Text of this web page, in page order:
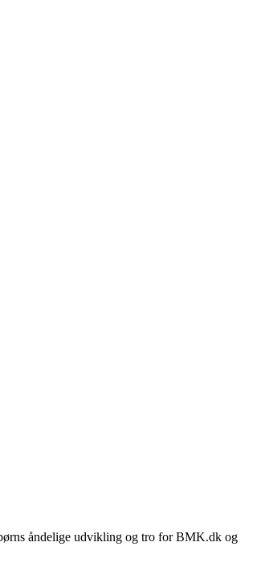
åndelige udvikling og tro for BMK.dk og